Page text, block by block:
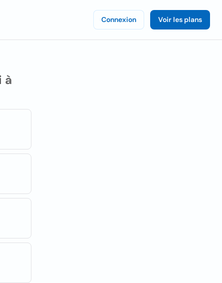
Connexion Voir les plans
à